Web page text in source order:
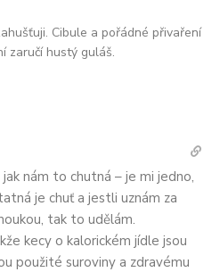
Cibule a pořádné přivaření
zaručí hustý guláš.
nám to chutná – je mi jedno,
je chuť a jestli uznám za
tak to udělám.
kecy o kalorickém jídle jsou
použité suroviny a zdravému